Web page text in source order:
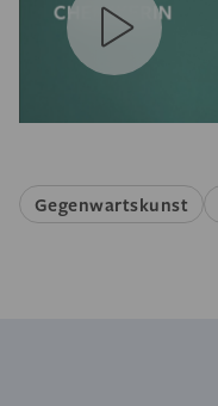
Gegenwartskunst